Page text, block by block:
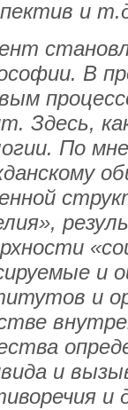
и
В
Здесь,
По
и
и
и
и